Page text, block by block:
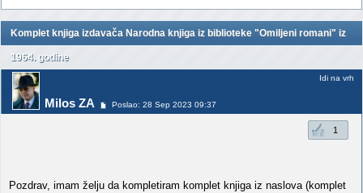
Komplet knjiga izdavača Narodna knjiga iz biblioteke "Omiljeni romani" iz
1964. godine
Milos ZA Poslao: 28 Sep 2023 09:37
Idi na vrh
1
Pozdrav, imam želju da kompletiram komplet knjiga iz naslova (komplet